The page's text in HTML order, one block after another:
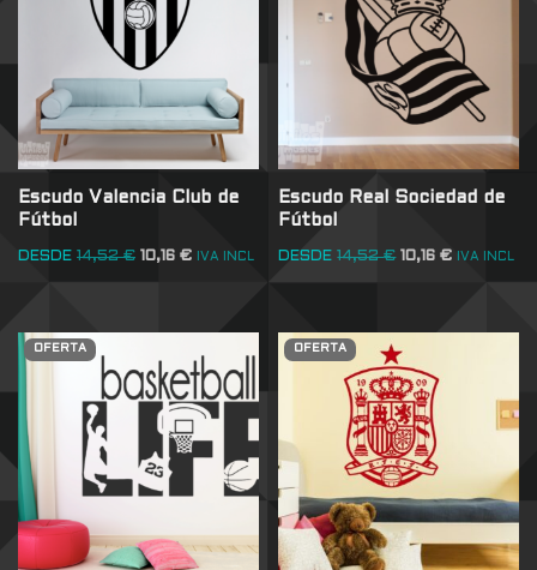
Escudo Valencia Club de
Fútbol
DESDE 14,52€ 10,16 € IVA INCL
Escudo Real Sociedad de
Fútbol
DESDE 14,52€ 10,16€ IVA INCL
OFERTA OFERTA